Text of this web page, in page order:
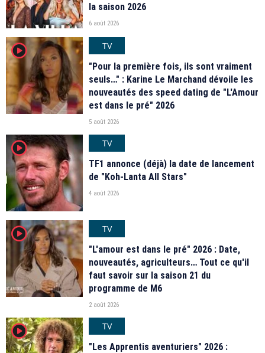
la saison 2026
6 août 2026
player2
TV
"Pour la première fois, ils sont vraiment
seuls…" : Karine Le Marchand dévoile les
nouveautés des speed dating de "L'Amour
est dans le pré" 2026
5 août 2026
player2
TV
TF1 annonce (déjà) la date de lancement
de "Koh-Lanta All Stars"
4 août 2026
player2
TV
"L'amour est dans le pré" 2026 : Date,
nouveautés, agriculteurs… Tout ce qu'il
faut savoir sur la saison 21 du
programme de M6
2 août 2026
player2
TV
"Les Apprentis aventuriers" 2026 :